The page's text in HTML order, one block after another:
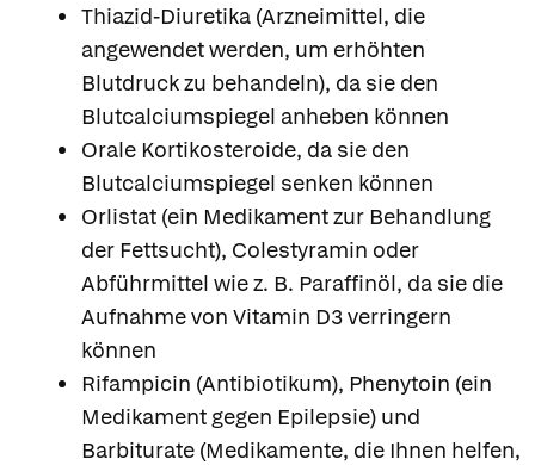
Thiazid-Diuretika (Arzneimittel, die
angewendet werden, um erhöhten
Blutdruck zu behandeln), da sie den
Blutcalciumspiegel anheben können
Orale Kortikosteroide, da sie den
Blutcalciumspiegel senken können
Orlistat (ein Medikament zur Behandlung
der Fettsucht), Colestyramin oder
Abführmittel wie z. B. Paraffinöl, da sie die
Aufnahme von Vitamin D3 verringern
können
Rifampicin (Antibiotikum), Phenytoin (ein
Medikament gegen Epilepsie) und
Barbiturate (Medikamente, die Ihnen helfen,